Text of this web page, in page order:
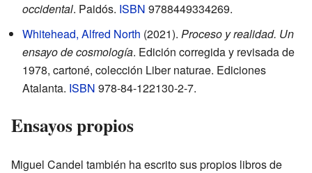
occidental. Paidós. ISBN 9788449334269.
Whitehead, Alfred North (2021). Proceso y realidad. Un
ensayo de cosmología. Edición corregida y revisada de
1978, cartoné, colección Liber naturae. Ediciones
Atalanta. ISBN 978-84-122130-2-7.
Ensayos propios
Miguel Candel también ha escrito sus propios libros de